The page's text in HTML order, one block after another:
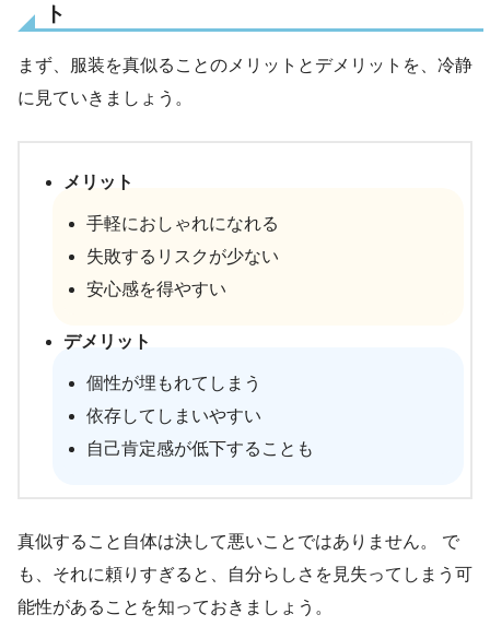
ト
まず、服装を真似ることのメリットとデメリットを、冷静
に見ていきましょう。
メリット
手軽におしゃれになれる
失敗するリスクが少ない
安心感を得やすい
デメリット
個性が埋もれてしまう
依存してしまいやすい
自己肯定感が低下することも
真似すること自体は決して悪いことではありません。 で
も、それに頼りすぎると、自分らしさを見失ってしまう可
能性があることを知っておきましょう。